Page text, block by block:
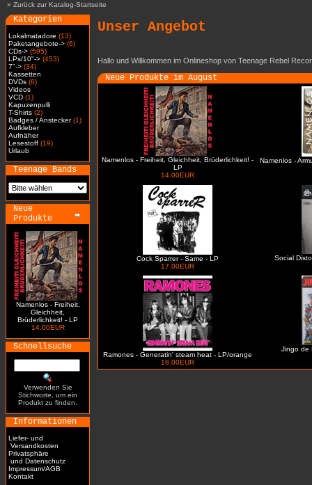
» Zurück zur Katalog-Startseite
Kategorien
Lokalmatadore (13)
Paketangebote-> (6)
CDs-> (595)
LPs/10"-> (453)
7"-> (34)
Kassetten
DVDs (6)
Videos
VCD (1)
Kapuzenpulli
T-Shirts (2)
Badges / Anstecker(1)
Aufkleber
Aufnäher
Lesestoff (19)
Urlaub
Teenage Bands
Neue
Produkte
Namenlos - Freiheit,
Gleichheit,
Brüderlichkeit! - LP
14.00EUR
Schnellsuche
Verwenden Sie
Stichworte, um ein
Produkt zu finden.
Informationen
Liefer- und
Versandkosten
Privatsphäre
und Datenschutz
Impressum/AGB
Kontakt
Unser Angebot
Hallo und Willkommen im Onlineshop von Teenage Rebel
Neue Produkte im August
Namenlos - Freiheit, Gleichheit, Brüderlichkeit! -
LP
14.00EUR
Namenlos -
Cock Sparrer - Same - LP
17.00EUR
Social
Ramones - Generatin' steam heat - LP/orange
18.00EUR
Jingo de